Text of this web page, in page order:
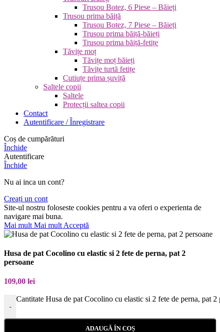
Trusou Botez, 6 Piese – Băieți
Trusou prima băiță
Trusou Botez, 7 Piese – Băieți
Trusou prima băiță-băieți
Trusou prima băiță-fetițe
Tăvițe moț
Tăvițe moț băieți
Tăvițe turtă fetițe
Cutiuțe prima șuviță
Saltele copii
Saltele
Protecții saltea copii
Contact
Autentificare / Înregistrare
Coș de cumpărături
Închide
Autentificare
Închide
Nu ai inca un cont?
Creați un cont
Site-ul nostru foloseste cookies pentru a va oferi o experienta de
navigare mai buna.
Mai mult Mai mult Acceptă
Husa de pat Cocolino cu elastic si 2 fete de perna, pat 2
persoane
109,00 lei
-
Cantitate Husa de pat Cocolino cu elastic si 2 fete de perna, pat 2
ADAUGĂ ÎN COȘ